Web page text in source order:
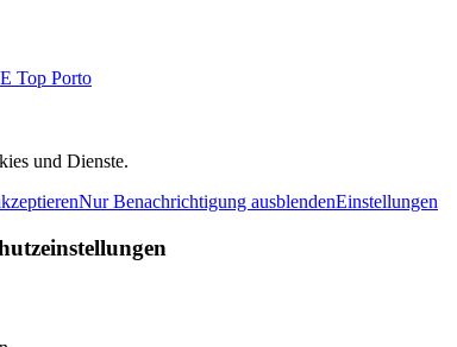
Top Porto
und Dienste.
Nur Benachrichtigung ausblendenEinstellungen